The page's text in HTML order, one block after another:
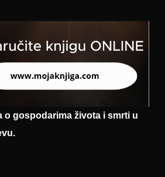
o gospodarima života i smrti u